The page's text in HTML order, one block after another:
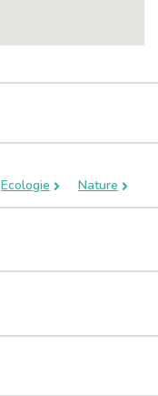
Ecologie Nature